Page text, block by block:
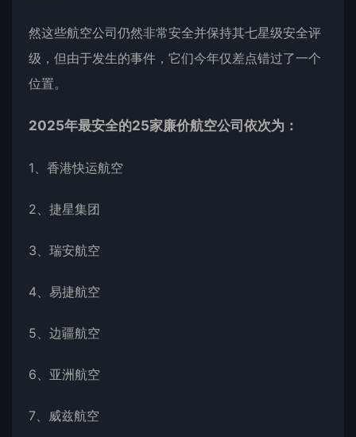
然这些航空公司仍然非常安全并保持其七星级安全评
级，但由于发生的事件，它们今年仅差点错过了一个
位置。
2025年最安全的25家廉价航空公司依次为：
1、香港快运航空
2、捷星集团
3、瑞安航空
4、易捷航空
5、边疆航空
6、亚洲航空
7、威兹航空